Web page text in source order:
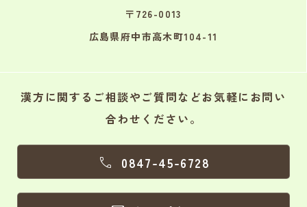
〒726-0013
広島県府中市高木町104-11
漢方に関するご相談やご質問などお気軽にお問い
合わせください。
 0847-45-6728